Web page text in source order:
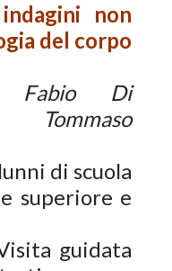
non
del corpo
Fabio Di
Tommaso
di scuola
superiore e
guidata